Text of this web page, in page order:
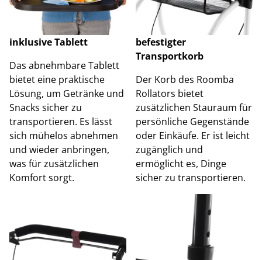
inklusive Tablett
Das abnehmbare Tablett
bietet eine praktische
Lösung, um Getränke und
Snacks sicher zu
transportieren. Es lässt
sich mühelos abnehmen
und wieder anbringen,
was für zusätzlichen
Komfort sorgt.
befestigter
Transportkorb
Der Korb des Roomba
Rollators bietet
zusätzlichen Stauraum für
persönliche Gegenstände
oder Einkäufe. Er ist leicht
zugänglich und
ermöglicht es, Dinge
sicher zu transportieren.